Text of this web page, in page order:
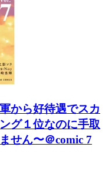
から好待遇でスカ
グ１位なのに手取
せん〜＠comic 7